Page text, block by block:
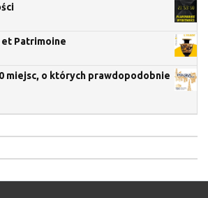
et Patrimoine
miejsc, o których prawdopodobnie